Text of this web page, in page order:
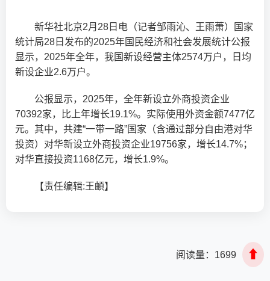
新华社北京2月28日电（记者邹雨沁、王雨萧）国家
统计局28日发布的2025年国民经济和社会发展统计公报
显示，2025年全年，我国新设经营主体2574万户，日均
新设企业2.6万户。
公报显示，2025年，全年新设立外商投资企业
70392家，比上年增长19.1%。实际使用外资金额7477亿
元。其中，共建“一带一路”国家（含通过部分自由港对华
投资）对华新设立外商投资企业19756家，增长14.7%；
对华直接投资1168亿元，增长1.9%。
【责任编辑:王頔】
阅读量： 1699 ⬆